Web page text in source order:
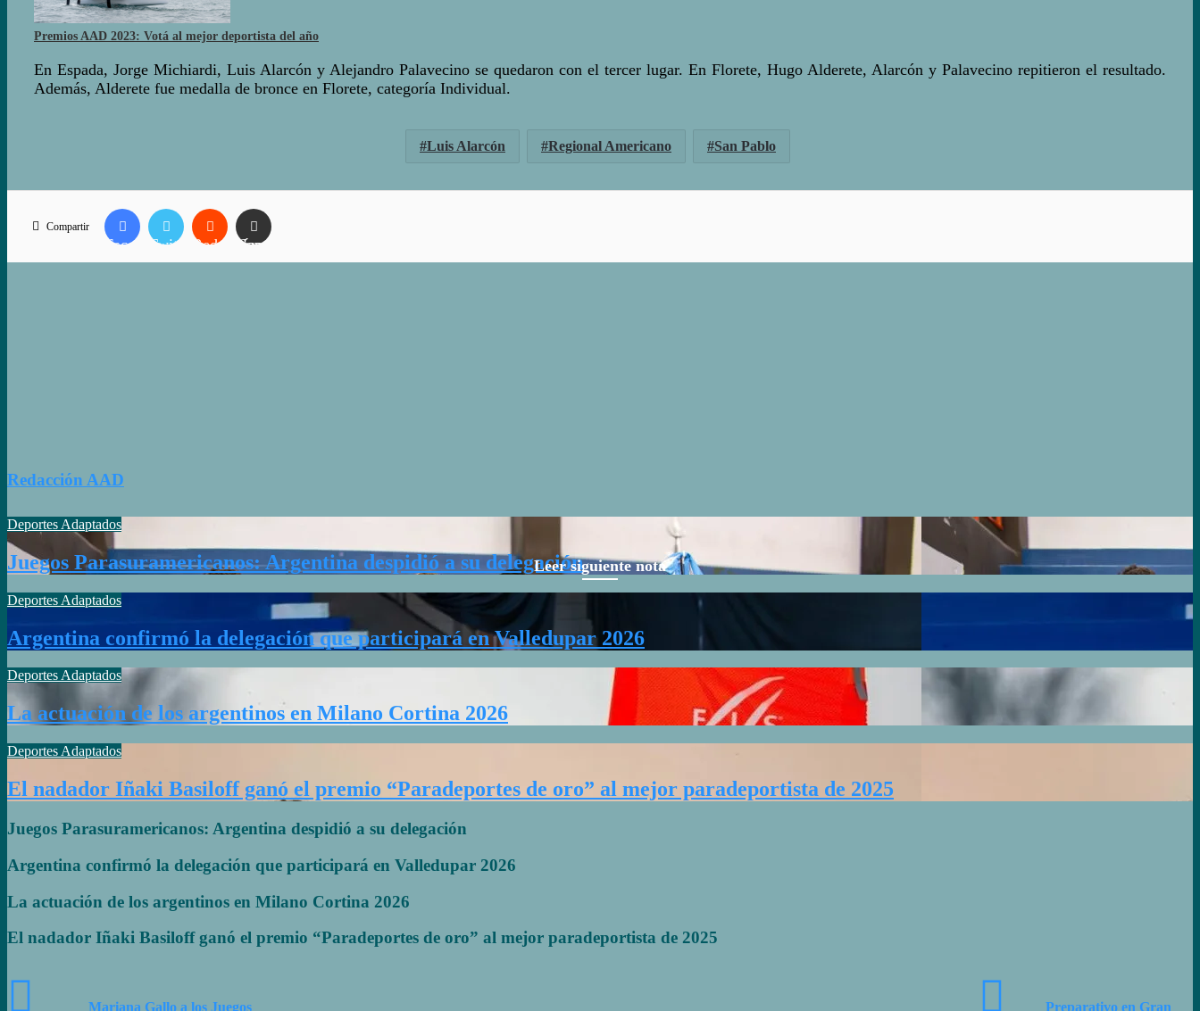
Premios AAD 2023: Votá al mejor deportista del año
En Espada, Jorge Michiardi, Luis Alarcón y Alejandro Palavecino se quedaron con el tercer lugar. En Florete, Hugo Alderete, Alarcón y Palavecino repitieron el resultado.
Además, Alderete fue medalla de bronce en Florete, categoría Individual.
Luis Alarcón Regional Americano San Pablo
Compartir
FacebookTwitter Reddit Compartir vía correo electrónico
Redacción AAD
Leer siguiente nota
Deportes Adaptados
Juegos Parasuramericanos: Argentina despidió a su delegación
Deportes Adaptados
Argentina confirmó la delegación que participará en Valledupar 2026
Deportes Adaptados
La actuación de los argentinos en Milano Cortina 2026
Deportes Adaptados
El nadador Iñaki Basiloff ganó el premio “Paradeportes de oro” al mejor paradeportista de 2025
Juegos Parasuramericanos: Argentina despidió a su delegación
Argentina confirmó la delegación que participará en Valledupar 2026
La actuación de los argentinos en Milano Cortina 2026
El nadador Iñaki Basiloff ganó el premio “Paradeportes de oro” al mejor paradeportista de 2025
Mariana Gallo a los Juegos Preparativo en Gran